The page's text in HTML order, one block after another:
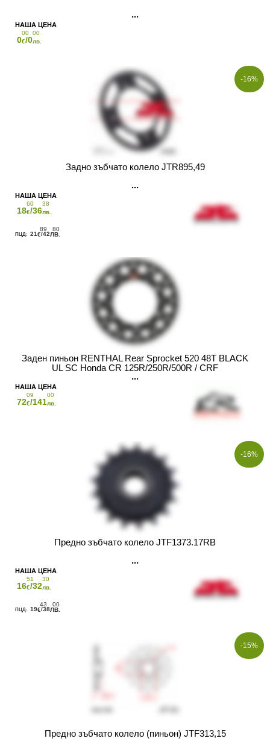
0
00
€/0
00
лв.
-16%
Задно зъбчато колело JTR895,49
18
60
€/36
38
лв.
21
89
€/42
80
ЛВ.
Заден пиньон RENTHAL Rear Sprocket 520 48T BLACK
UL SC Honda CR 125R/250R/500R / CRF
150R/250R/450R/X/RX
72
09
€/141
00
лв.
-16%
Предно зъбчато колело JTF1373.17RB
16
51
€/32
30
лв.
19
43
€/38
00
ЛВ.
-15%
Предно зъбчато колело (пиньон) JTF313,15